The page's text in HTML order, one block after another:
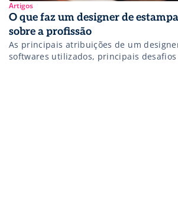
Artigos
O que faz um designer de
sobre a profissão
As principais atribuições de um
softwares utilizados, principais desafios